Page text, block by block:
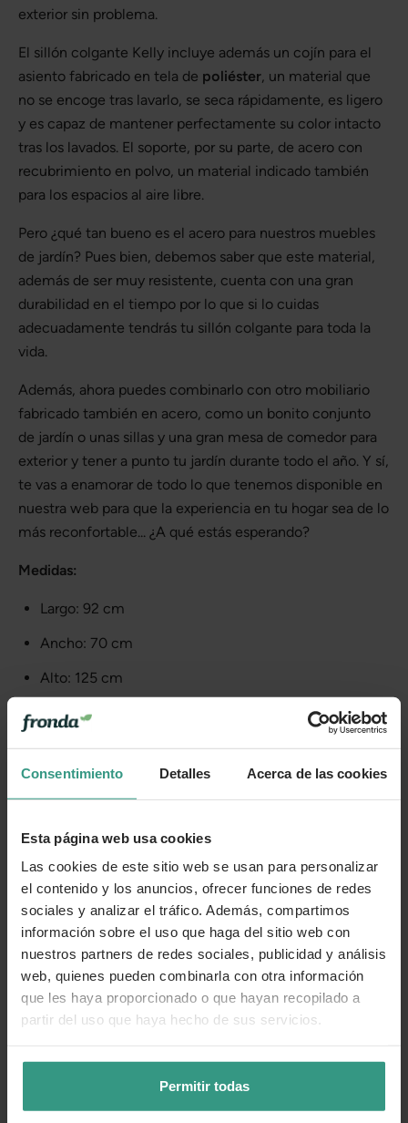
Consentimiento Detalles Acerca de las cookies
Esta página web usa cookies
Las cookies de este sitio web se usan para personalizar
el contenido y los anuncios, ofrecer funciones de redes
sociales y analizar el tráfico. Además, compartimos
información sobre el uso que haga del sitio web con
nuestros partners de redes sociales, publicidad y análisis
web, quienes pueden combinarla con otra información
que les haya proporcionado o que hayan recopilado a
partir del uso que haya hecho de sus servicios.
Permitir todas
exterior sin problema.
El sillón colgante Kelly incluye además un cojín para el
asiento fabricado en tela de poliéster, un material que
no se encoge tras lavarlo, se seca rápidamente, es ligero
y es capaz de mantener perfectamente su color intacto
tras los lavados. El soporte, por su parte, de acero con
recubrimiento en polvo, un material indicado también
para los espacios al aire libre.
Pero ¿qué tan bueno es el acero para nuestros muebles
de jardín? Pues bien, debemos saber que este material,
además de ser muy resistente, cuenta con una gran
durabilidad en el tiempo por lo que si lo cuidas
adecuadamente tendrás tu sillón colgante para toda la
vida.
Además, ahora puedes combinarlo con otro mobiliario
fabricado también en acero, como un bonito conjunto
de jardín o unas sillas y una gran mesa de comedor para
exterior y tener a punto tu jardín durante todo el año. Y sí,
te vas a enamorar de todo lo que tenemos disponible en
nuestra web para que la experiencia en tu hogar sea de lo
más reconfortable... ¿A qué estás esperando?
Medidas:
Largo: 92 cm
Ancho: 70 cm
Alto: 125 cm
Diámetro de la base: 105 cm
Altura de la base: 186 cm
Materiales:
Estructura: acero.
Recubrimiento: en polvo.
Asiento y respaldo: entramado de cuerda.
Cojines: poliéster.
Sillón con estructura de acero tratada para exterior
mediante fosfatación.
Incluye cojines desenfundables repelentes al agua.
Peso máximo de carga: 130 kg.
La base requiere montaje.